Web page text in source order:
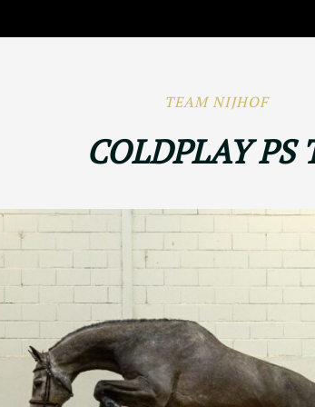
TEAM NIJHOF
COLDPLAY PS